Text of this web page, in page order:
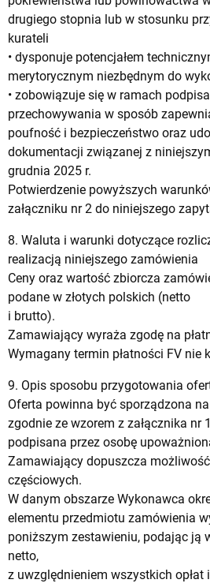
drugiego stopnia lub w stosunku
kurateli
• dysponuje potencjałem
merytorycznym niezbędnym do
• zobowiązuje się w ramach
przechowywania w sposób
poufność i bezpieczeństwo oraz
dokumentacji związanej z
grudnia 2025 r.
Potwierdzenie powyższych
załączniku nr 2 do niniejszego
8. Waluta i warunki dotyczące
realizacją niniejszego zamówienia
Ceny oraz wartość zbiorcza
podane w złotych polskich (netto
i brutto).
Zamawiający wyraża zgodę na
Wymagany termin płatności FV nie
9. Opis sposobu przygotowania
Oferta powinna być sporządzona
zgodnie ze wzorem z załącznika nr
podpisana przez osobę
Zamawiający dopuszcza
częściowych.
W danym obszarze Wykonawca
elementu przedmiotu zamówienia
poniższym zestawieniu, podając ją
netto,
z uwzględnieniem wszystkich opłat